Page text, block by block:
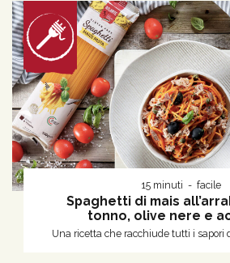
15 minuti facile
Spaghetti di mais
tonno, olive nere e
Una ricetta che racchiude tutti i sapori